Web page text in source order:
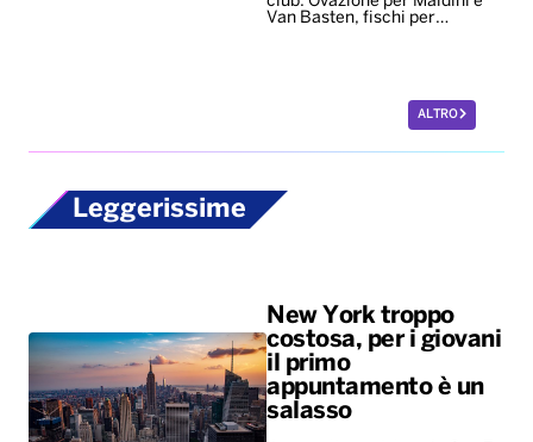
Van Basten, fischi per…
ALTRO
Leggerissime
New York troppo
costosa, per i giovani
il primo
appuntamento è un
salasso